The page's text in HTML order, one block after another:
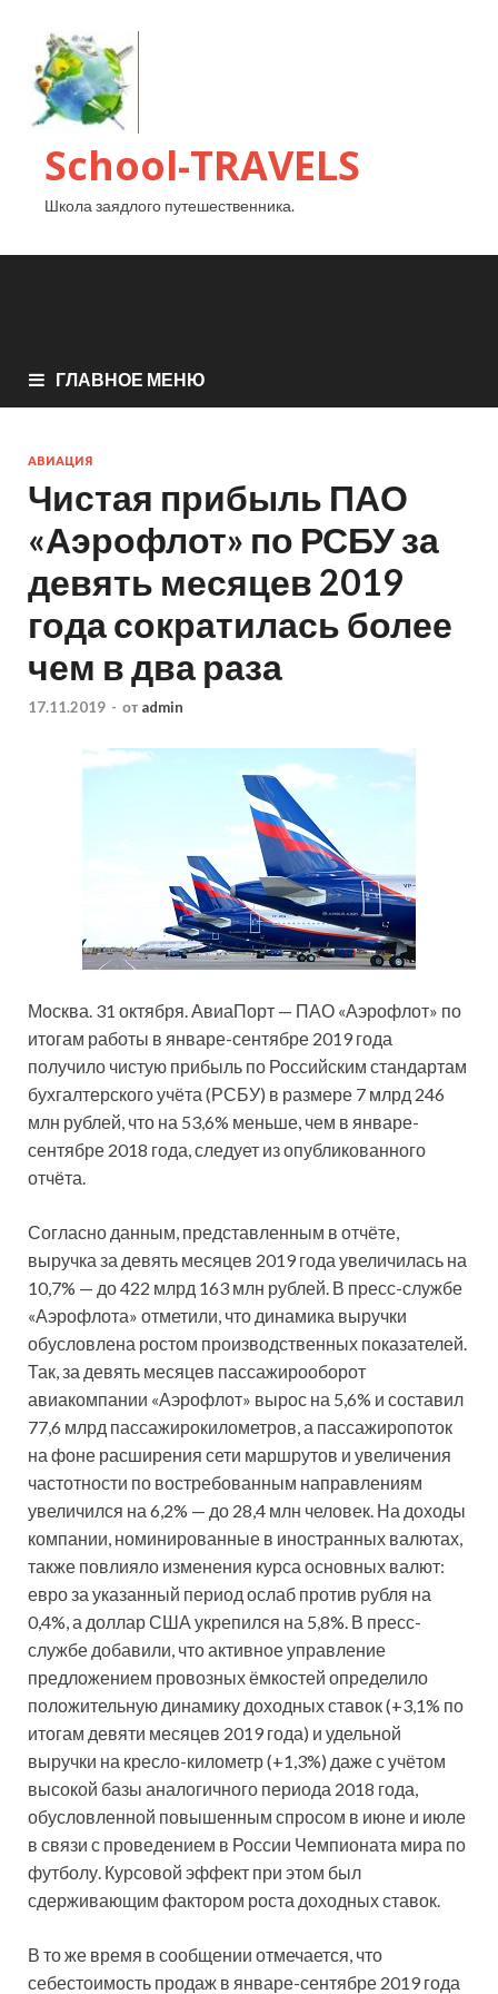
School-TRAVELS
Школа заядлого путешественника.
ГЛАВНОЕ МЕНЮ
АВИАЦИЯ
Чистая прибыль ПАО
«Аэрофлот» по РСБУ за
девять месяцев 2019
года сократилась более
чем в два раза
17.11.2019 - от admin
Москва. 31 октября. АвиаПорт — ПАО «Аэрофлот» по
итогам работы в январе-сентябре 2019 года
получило чистую прибыль по Российским стандартам
бухгалтерского учёта (РСБУ) в размере 7 млрд 246
млн рублей, что на 53,6% меньше, чем в январе-
сентябре 2018 года, следует из опубликованного
отчёта.
Согласно данным, представленным в отчёте,
выручка за девять месяцев 2019 года увеличилась на
10,7% — до 422 млрд 163 млн рублей. В пресс-службе
«Аэрофлота» отметили, что динамика выручки
обусловлена ростом производственных показателей.
Так, за девять месяцев пассажирооборот
авиакомпании «Аэрофлот» вырос на 5,6% и составил
77,6 млрд пассажирокилометров, а пассажиропоток
на фоне расширения сети маршрутов и увеличения
частотности по востребованным направлениям
увеличился на 6,2% — до 28,4 млн человек. На доходы
компании, номинированные в иностранных валютах,
также повлияло изменения курса основных валют:
евро за указанный период ослаб против рубля на
0,4%, а доллар США укрепился на 5,8%. В пресс-
службе добавили, что активное управление
предложением провозных ёмкостей определило
положительную динамику доходных ставок (+3,1% по
итогам девяти месяцев 2019 года) и удельной
выручки на кресло-километр (+1,3%) даже с учётом
высокой базы аналогичного периода 2018 года,
обусловленной повышенным спросом в июне и июле
в связи с проведением в России Чемпионата мира по
футболу. Курсовой эффект при этом был
сдерживающим фактором роста доходных ставок.
В то же время в сообщении отмечается, что
себестоимость продаж в январе-сентябре 2019 года